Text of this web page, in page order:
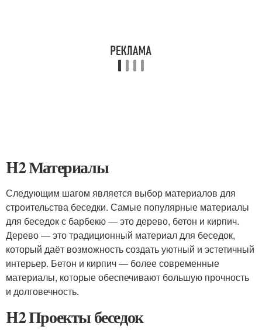
H2 Материалы
Следующим шагом является выбор материалов для
строительства беседки. Самые популярные материалы
для беседок с барбекю — это дерево, бетон и кирпич.
Дерево — это традиционный материал для беседок,
который даёт возможность создать уютный и эстетичный
интерьер. Бетон и кирпич — более современные
материалы, которые обеспечивают большую прочность
и долговечность.
H2 Проекты беседок